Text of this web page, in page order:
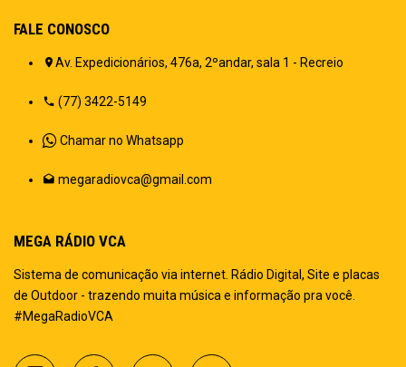
FALE CONOSCO
Av. Expedicionários, 476a, 2ºandar, sala 1 - Recreio
(77) 3422-5149
Chamar no Whatsapp
megaradiovca@gmail.com
MEGA RÁDIO VCA
Sistema de comunicação via internet. Rádio Digital, Site e placas
de Outdoor - trazendo muita música e informação pra você.
#MegaRadioVCA